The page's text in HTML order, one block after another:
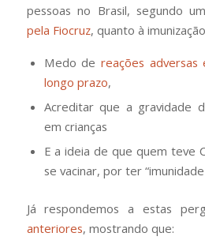
pessoas no Brasil, segundo
pela Fiocruz, quanto à
Medo de reações
longo prazo,
Acreditar que a gravidade
em crianças
E a ideia de que quem teve
se vacinar, por ter
Já respondemos a estas
anteriores, mostrando que: